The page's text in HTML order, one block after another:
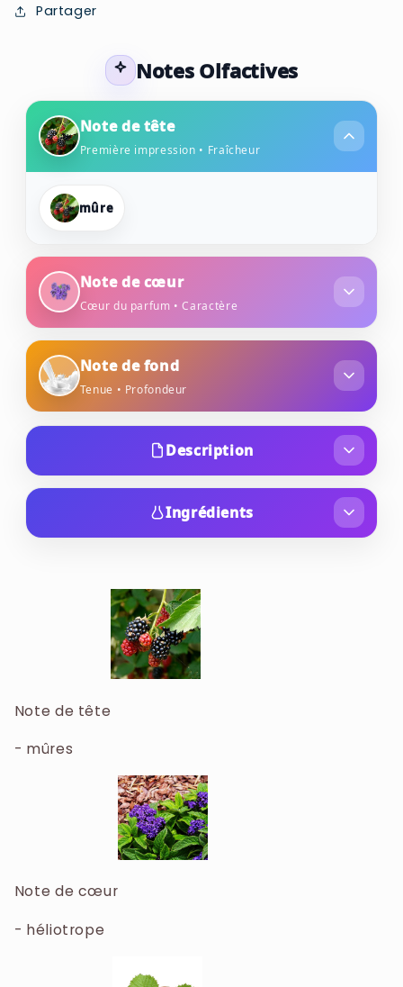
Partager
Notes Olfactives
Note de tête
Première impression • Fraîcheur
mûre
Note de cœur
Cœur du parfum • Caractère
Note de fond
Tenue • Profondeur
Description
Le Cacharel Yes I Am Fabulous est une Eau de
Parfum pour femme, lancée en 2020,
appartenant à la famille olfactive Orientale
Son flacon iconique en forme de rouge à lèvres
se pare d'un violet électrique. Le parfum est une
composition audacieuse, commençant par une
note de tête de mûre juteuse, évoluant vers un
cœur floral d'héliotrope pourpre, et se
noisette, créant un sillage addictif et sensuel.
Ingrédients
HYDROXYCITRONELLAL, ETHYLHEXYL
SALICYLATE, BUTYL
METHOXYDIBENZOYLMETHANE, LIMONENE,
BENZYL ALCOHOL, LINALOOL, COUMARIN,
ISOEUGENOL, GERANIOL, FARNESOL,
CINNAMYL ALCOHOL, CITRAL, BENZYL
/ BLUE 1 (F.I.L. B241681/1).
Note de tête
- mûres
Note de cœur
- héliotrope